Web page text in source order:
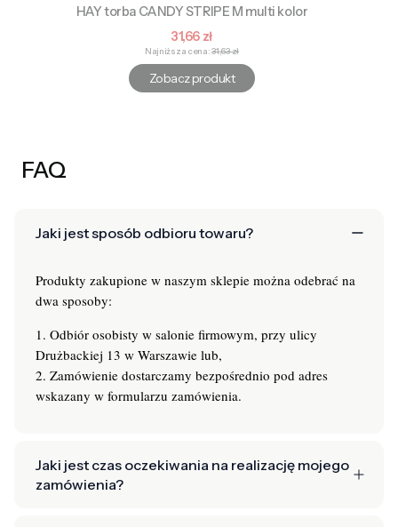
HAY torba CANDY STRIPE M multi kolor
Cena promocyjna
31,66 zł
Najniższa cena: 31,63 zł
Zobacz produkt
FAQ
Jaki jest sposób odbioru towaru?
Produkty zakupione w naszym sklepie można odebrać na
dwa sposoby:
1. Odbiór osobisty w salonie firmowym, przy ulicy
Drużbackiej 13 w Warszawie lub,
2. Zamówienie dostarczamy bezpośrednio pod adres
wskazany w formularzu zamówienia.
Jaki jest czas oczekiwania na realizację mojego
zamówienia?